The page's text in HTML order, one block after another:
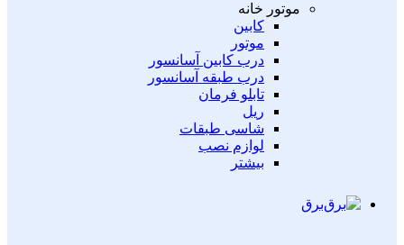
موتور خانه
کابین
موتور
درب کابین آسانسور
درب طبقه آسانسور
تابلو فرمان
ریل
شاسی طبقات
لوازم نصب
بیشتر
برق